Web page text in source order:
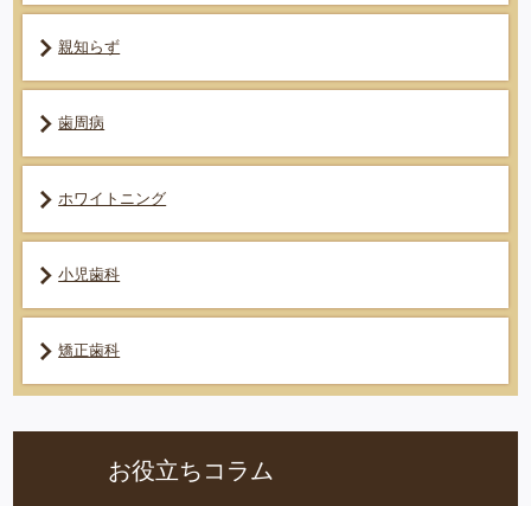
親知らず
歯周病
ホワイトニング
小児歯科
矯正歯科
お役立ちコラム